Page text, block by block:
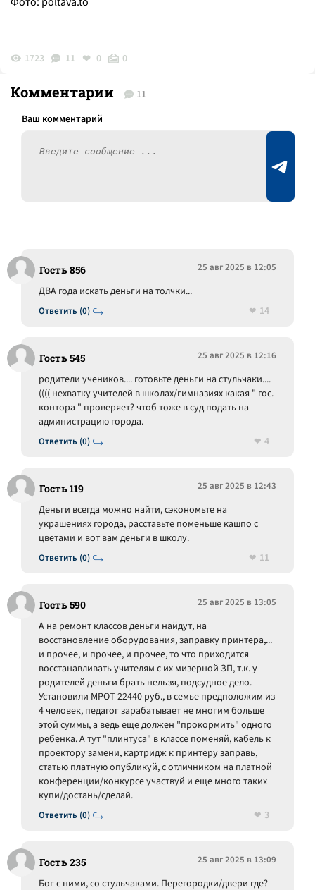
1723 11 0 0
Комментарии 11
Гость 856 25 авг 2025 в 12:05
Ответить (0)
ДВА года искать деньги на толчки...
14
Гость 545 25 авг 2025 в 12:16
Ответить (0)
родители учеников.... готовьте деньги на стульчаки....
(((( нехватку учителей в школах/гимназиях какая " гос.
контора " проверяет? чтоб тоже в суд подать на
администрацию города.
4
Гость 119 25 авг 2025 в 12:43
Ответить (0)
Деньги всегда можно найти, сэкономьте на
украшениях города, расставьте поменьше кашпо с
цветами и вот вам деньги в школу.
11
Гость 590 25 авг 2025 в 13:05
Ответить (0)
А на ремонт классов деньги найдут, на
восстановление оборудования, заправку принтера,...
и прочее, и прочее, и прочее, то что приходится
восстанавливать учителям с их мизерной ЗП, т.к. у
родителей деньги брать нельзя, подсудное дело.
Установили МРОТ 22440 руб., в семье предположим из
4 человек, педагог зарабатывает не многим больше
этой суммы, а ведь еще должен "прокормить" одного
ребенка. А тут "плинтуса" в классе поменяй, кабель к
проектору замени, картридж к принтеру заправь,
статью платную опубликуй, с отличником на платной
конференции/конкурсе участвуй и еще много таких
купи/достань/сделай.
3
Гость 235 25 авг 2025 в 13:09
Бог с ними, со стульчаками. Перегородки/двери где?